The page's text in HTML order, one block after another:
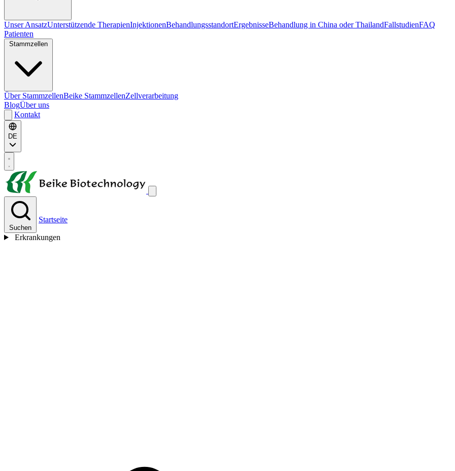
Unser AnsatzUnterstützende TherapienInjektionenBehandlungsstandortErgebnisseBehandlung in China oder ThailandFallstudienFAQ
Patienten
Über StammzellenBeike StammzellenZellverarbeitung
BlogÜber uns
Kontakt
DE
Suchen
Startseite
Erkrankungen